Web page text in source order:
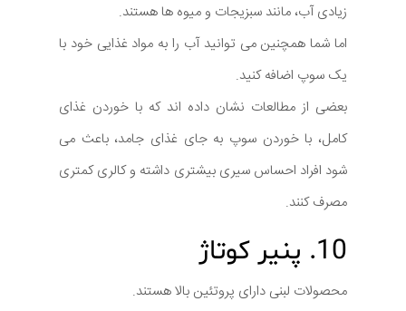
زیادی آب، مانند سبزیجات و میوه ها هستند.
اما شما همچنین می توانید آب را به مواد غذایی خود با
یک سوپ اضافه کنید.
بعضی از مطالعات نشان داده اند که با خوردن غذای
کامل، با خوردن سوپ به جای غذای جامد، باعث می
شود افراد احساس سیری بیشتری داشته و کالری کمتری
مصرف کنند.
10. پنیر کوتاژ
محصولات لبنی دارای پروتئین بالا هستند.